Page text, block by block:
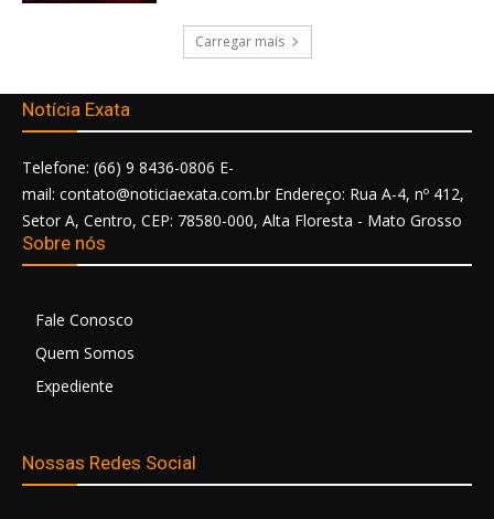
Carregar mais
Notícia Exata
Telefone: (66) 9 8436-0806 E-
mail: contato@noticiaexata.com.br Endereço: Rua A-4, nº 412,
Setor A, Centro, CEP: 78580-000, Alta Floresta - Mato Grosso
Sobre nós
Fale Conosco
Quem Somos
Expediente
Nossas Redes Social